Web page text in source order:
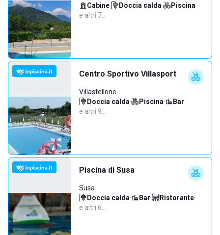
Cabine· Doccia calda· Piscina·
e altri 7…
Centro Sportivo Villasport
Villastellone
Doccia calda· Piscina· Bar·
e altri 9…
Piscina di Susa
Susa
Doccia calda· Bar· Ristorante·
e altri 6…